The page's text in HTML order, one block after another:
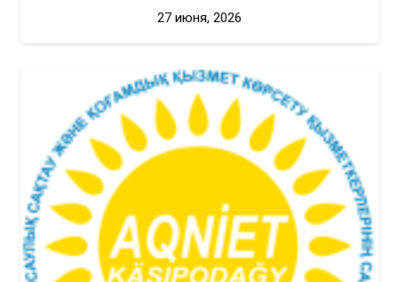
27 июня, 2026